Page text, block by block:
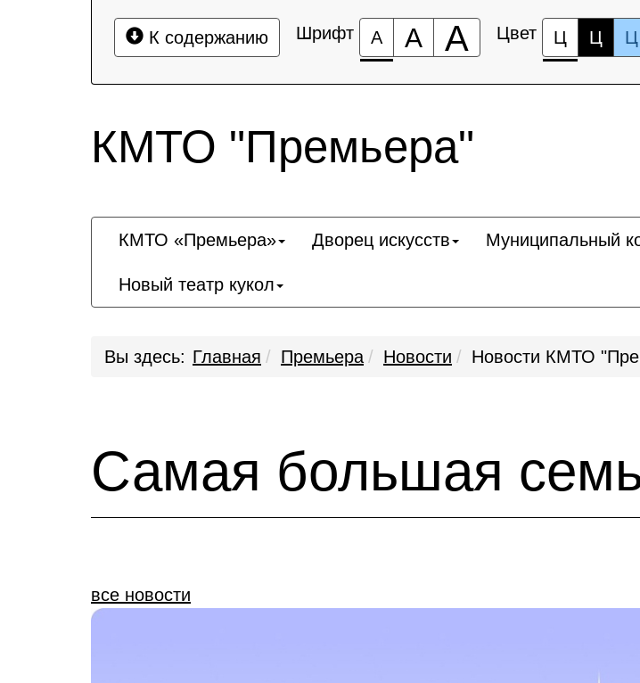
К содержанию Шрифт А А А Цвет Ц Ц Ц
КМТО "Премьера"
КМТО «Премьера» Дворец искусств Муниципальный
Новый театр кукол
Вы здесь: Главная Премьера Новости Новости КМТО
Самая большая
все новости